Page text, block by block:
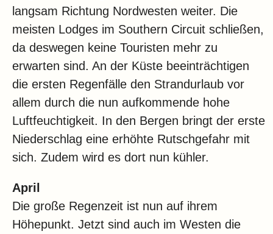
langsam Richtung Nordwesten weiter. Die
meisten Lodges im Southern Circuit schließen,
da deswegen keine Touristen mehr zu
erwarten sind. An der Küste beeinträchtigen
die ersten Regenfälle den Strandurlaub vor
allem durch die nun aufkommende hohe
Luftfeuchtigkeit. In den Bergen bringt der erste
Niederschlag eine erhöhte Rutschgefahr mit
sich. Zudem wird es dort nun kühler.
April
Die große Regenzeit ist nun auf ihrem
Höhepunkt. Jetzt sind auch im Westen die